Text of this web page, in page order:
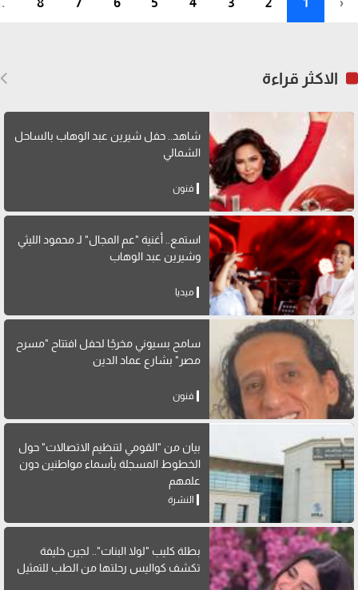
‹
1
2
3
4
5
6
7
8
الاكثر قراءة
شاهد.. حفل شيرين عبد الوهاب بالساحل
الشمالي
فنون
استمع.. أغنية "عم المجال" لـ محمود الليثي
وشيرين عبد الوهاب
ميديا
سامح بسيوني مخرجًا لحفل افتتاح "مسرح
مصر" بشارع عماد الدين
فنون
بيان من "القومي لتنظيم الاتصالات" حول
الخطوط المسجلة بأسماء مواطنين دون
علمهم
النشرة
بطلة كليب "لولا البنات".. لجين خليفة
تكشف كواليس رحلتها من الطب للتمثيل